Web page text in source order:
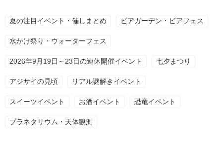
夏の注目イベント・催しまとめ ビアガーデン・ビアフェス
水かけ祭り・ウォーターフェス
2026年9月19日～23日の連休開催イベント 七夕まつり
アジサイの見頃 リアル謎解きイベント
スイーツイベント お酒イベント 恐竜イベント
プラネタリウム・天体観測